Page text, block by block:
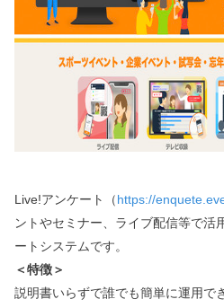
Live!アンケート（https://
ントやセミナー、ライブ配信等で活
ートシステムです。
＜特徴＞
説明書いらずで誰でも簡単に運用で